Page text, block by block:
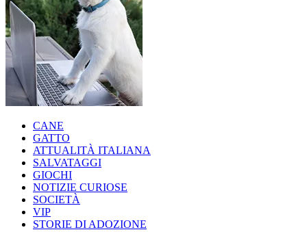
CANE
GATTO
ATTUALITÀ ITALIANA
SALVATAGGI
GIOCHI
NOTIZIE CURIOSE
SOCIETÀ
VIP
STORIE DI ADOZIONE